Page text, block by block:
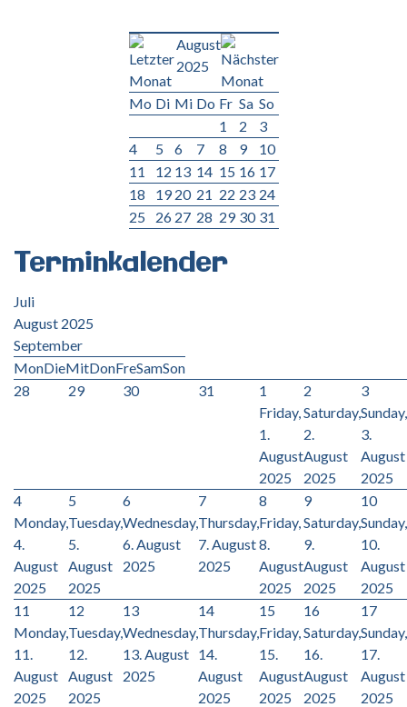
August
2025
Mo Di Mi Do Fr Sa So
1
2
3
4
5 6 7 8 9
10
11
12 13 14 15 16 17
18
19 20 21 22 23 24
25
26 27 28 29 30 31
Terminkalender
Juli
August 2025
September
MonDieMitDonFreSamSon
28
29 30 31
1
Friday,
1.
August
2025
2
Saturday,
2.
August
2025
3
Sunday,
3.
August
2025
4
Monday,
4.
August
2025
5
Tuesday,
5.
August
2025
6
Wednesday,
6. August
2025
7
Thursday,
7. August
2025
8
Friday,
8.
August
2025
9
Saturday,
9.
August
2025
10
Sunday,
10.
August
2025
11
Monday,
11.
August
2025
12
Tuesday,
12.
August
2025
13
Wednesday,
13. August
2025
14
Thursday,
14.
August
2025
15
Friday,
15.
August
2025
16
Saturday,
16.
August
2025
17
Sunday,
17.
August
2025